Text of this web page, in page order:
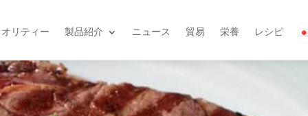
リティー 製品紹介 ニュース 貿易 栄養 レシピ